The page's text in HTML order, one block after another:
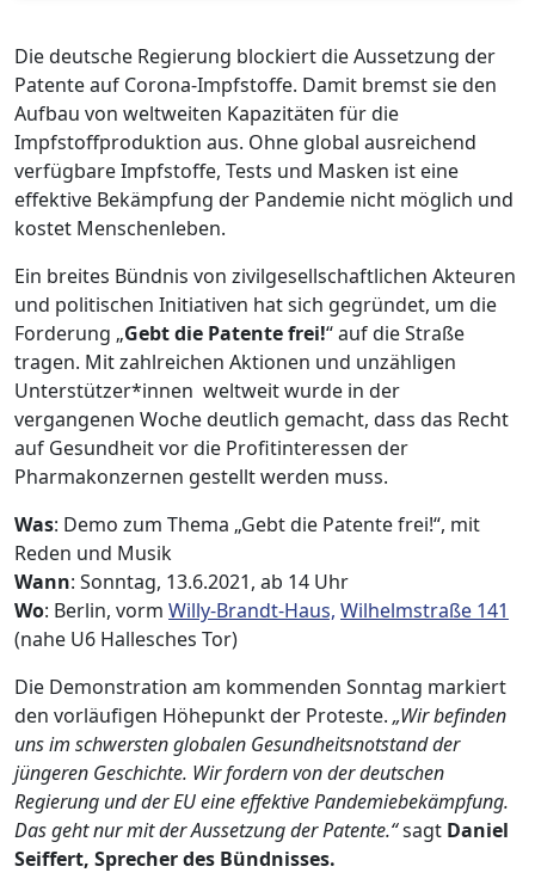
Die deutsche Regierung blockiert die Aussetzung der
Patente auf Corona-Impfstoffe. Damit bremst sie den
Aufbau von weltweiten Kapazitäten für die
Impfstoffproduktion aus. Ohne global ausreichend
verfügbare Impfstoffe, Tests und Masken ist eine
effektive Bekämpfung der Pandemie nicht möglich und
kostet Menschenleben.
Ein breites Bündnis von zivilgesellschaftlichen Akteuren
und politischen Initiativen hat sich gegründet, um die
Forderung „Gebt die Patente frei!“ auf die Straße
tragen. Mit zahlreichen Aktionen und unzähligen
Unterstützer*innen weltweit wurde in der
vergangenen Woche deutlich gemacht, dass das Recht
auf Gesundheit vor die Profitinteressen der
Pharmakonzernen gestellt werden muss.
Was: Demo zum Thema „Gebt die Patente frei!“, mit
Reden und Musik
Wann: Sonntag, 13.6.2021, ab 14 Uhr
Wo: Berlin, vorm Willy-Brandt-Haus, Wilhelmstraße 141
(nahe U6 Hallesches Tor)
Die Demonstration am kommenden Sonntag markiert
den vorläufigen Höhepunkt der Proteste. „Wirbefinden
uns im schwersten globalen Gesundheitsnotstand der
jüngeren Geschichte. Wir fordern von der deutschen
Regierung und der EU eine effektive Pandemiebekämpfung.
Das geht nur mit der Aussetzung der Patente.“sagt Daniel
Seiffert, Sprecher des Bündnisses.